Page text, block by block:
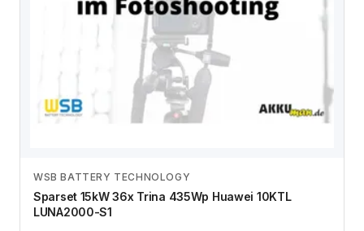
Anbieter vergleichen
WSB BATTERY TECHNOLOGY
Sparset 15kW 36x Trina 435Wp Huawei 10KTL
LUNA2000-S1